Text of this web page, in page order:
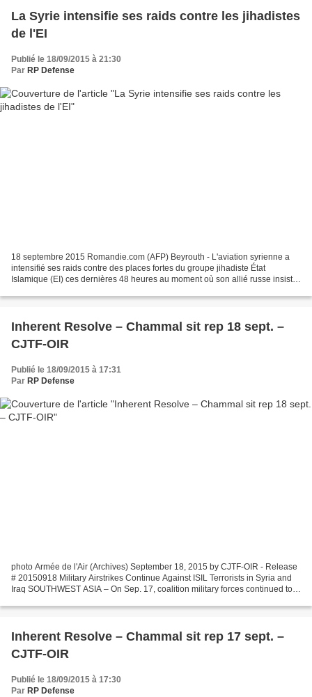
La Syrie intensifie ses raids contre les jihadistes
de l'EI
Publié le 18/09/2015 à 21:30
Par RP Defense
18 septembre 2015 Romandie.com (AFP) Beyrouth - L'aviation syrienne a
intensifié ses raids contre des places fortes du groupe jihadiste État
Islamique (EI) ces dernières 48 heures au moment où son allié russe insiste
Inherent Resolve – Chammal sit rep 18 sept. –
CJTF-OIR
Publié le 18/09/2015 à 17:31
Par RP Defense
photo Armée de l'Air (Archives) September 18, 2015 by CJTF-OIR - Release
# 20150918 Military Airstrikes Continue Against ISIL Terrorists in Syria and
Iraq SOUTHWEST ASIA – On Sep. 17, coalition military forces continued to
Inherent Resolve – Chammal sit rep 17 sept. –
CJTF-OIR
Publié le 18/09/2015 à 17:30
Par RP Defense